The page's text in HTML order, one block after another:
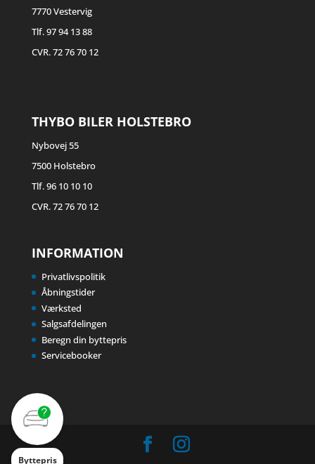
7770 Vestervig
Tlf. 97 94 13 88
CVR. 72 76 70 12
THYBO BILER HOLSTEBRO
Nybovej 55
7500 Holstebro
Tlf. 96 10 10 10
CVR. 72 76 70 12
INFORMATION
Privatlivspolitik
Åbningstider
Værksted
Salgsafdelingen
Beregn din byttepris
Servicebooker
Byttepris